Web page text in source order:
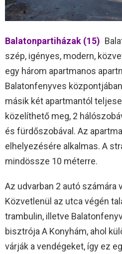
Balatonpartiházak (15)
szép, igényes, modern,
egy három apartmanos
Balatonfenyves
másik két apartmantól
közelíthető meg, 2
és fürdőszobával. Az
elhelyezésére alkalmas. A
mindössze 10 méterre.
Az udvarban 2 autó számára
Közvetlenül az utca végén
trambulin, illetve
bisztrója A Konyhám, ahol
várják a vendégeket, így ez